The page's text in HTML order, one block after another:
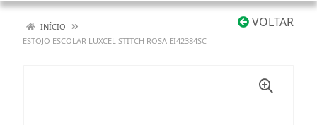
VOLTAR
INÍCIO
ESTOJO ESCOLAR LUXCEL STITCH ROSA EI42384SC